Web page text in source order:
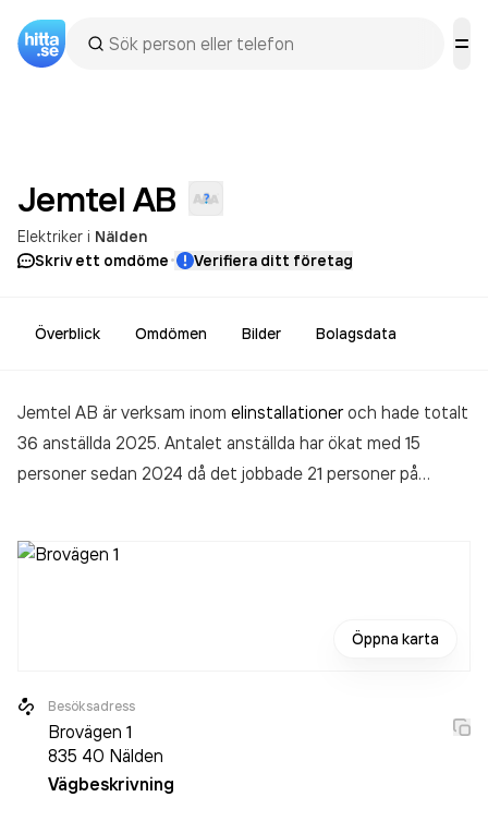
Jemtel AB
Elektriker i Nälden
Skriv ett omdöme· Verifiera ditt företag
Överblick Omdömen Bilder Bolagsdata
Jemtel AB är verksam inom elinstallationeroch hade totalt
36 anställda 2025. Antalet anställda har ökat med 15
personer sedan 2024 då det jobbade 21 personer på
räkenskapsåret (2025).
Öppna karta
Besöksadress
Brovägen 1
835 40 Nälden
Vägbeskrivning